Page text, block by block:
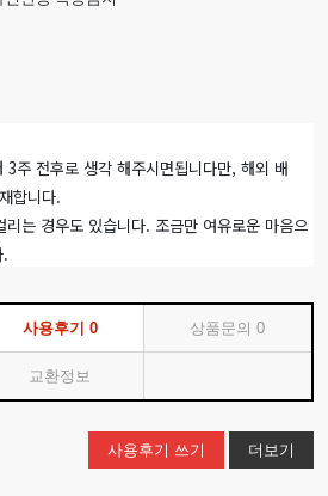
3주 전후로 생각 해주시면됩니다만, 해외 배
합니다.
는 경우도 있습니다. 조금만 여유로운 마음으
.
사용후기 0 상품문의0
교환정보
사용후기 쓰기 더보기